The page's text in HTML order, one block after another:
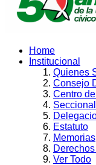
Home
Institucional
Quienes
Consejo
Centro
Estatuto
Memorias
Ver Todo